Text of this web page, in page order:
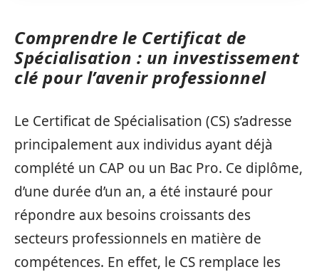
Comprendre le Certificat de
Spécialisation : un investissement
clé pour l’avenir professionnel
Le Certificat de Spécialisation (CS) s’adresse
principalement aux individus ayant déjà
complété un CAP ou un Bac Pro. Ce diplôme,
d’une durée d’un an, a été instauré pour
répondre aux besoins croissants des
secteurs professionnels en matière de
compétences. En effet, le CS remplace les